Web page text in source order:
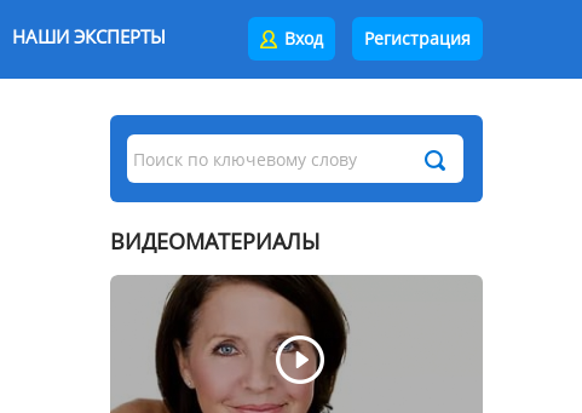
НАШИ ЭКСПЕРТЫ Вход Регистрация
ВИДЕОМАТЕРИАЛЫ